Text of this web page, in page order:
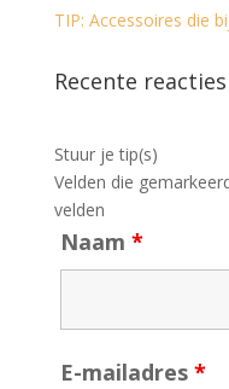
TIP: Accessoires die
Recente reacties
Stuur je tip(s)
Velden die
velden
Naam *
E-mailadres *